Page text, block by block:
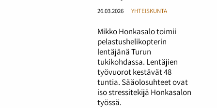
26.03.2026 YHTEISKUNTA
Mikko Honkasalo toimii
pelastushelikopterin
lentäjänä Turun
tukikohdassa. Lentäjien
työvuorot kestävät 48
tuntia. Sääolosuhteet ovat
iso stressitekijä Honkasalon
työssä.